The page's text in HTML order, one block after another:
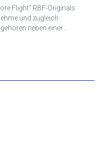
Flight" RBF-Originals
und zugleich
neben einer
34% Polyester,